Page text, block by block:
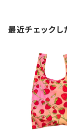
最近チェックし